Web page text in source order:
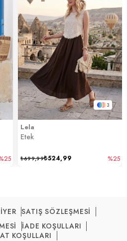
3
Lela
Etek
₺524,99
₺699,99 %25
SATIŞ SÖZLEŞMESİ
İADE KOŞULLARI
KOŞULLARI